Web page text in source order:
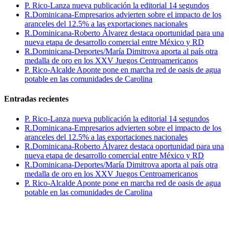
P. Rico-Lanza nueva publicación la editorial 14 segundos
R.Dominicana-Empresarios advierten sobre el impacto de los
aranceles del 12.5% a las exportaciones nacionales
R.Dominicana-Roberto Álvarez destaca oportunidad para una
nueva etapa de desarrollo comercial entre México y RD
R.Dominicana-Deportes/María Dimitrova aporta al país otra
medalla de oro en los XXV Juegos Centroamericanos
P. Rico-Alcalde Aponte pone en marcha red de oasis de agua
potable en las comunidades de Carolina
Entradas recientes
P. Rico-Lanza nueva publicación la editorial 14 segundos
R.Dominicana-Empresarios advierten sobre el impacto de los
aranceles del 12.5% a las exportaciones nacionales
R.Dominicana-Roberto Álvarez destaca oportunidad para una
nueva etapa de desarrollo comercial entre México y RD
R.Dominicana-Deportes/María Dimitrova aporta al país otra
medalla de oro en los XXV Juegos Centroamericanos
P. Rico-Alcalde Aponte pone en marcha red de oasis de agua
potable en las comunidades de Carolina